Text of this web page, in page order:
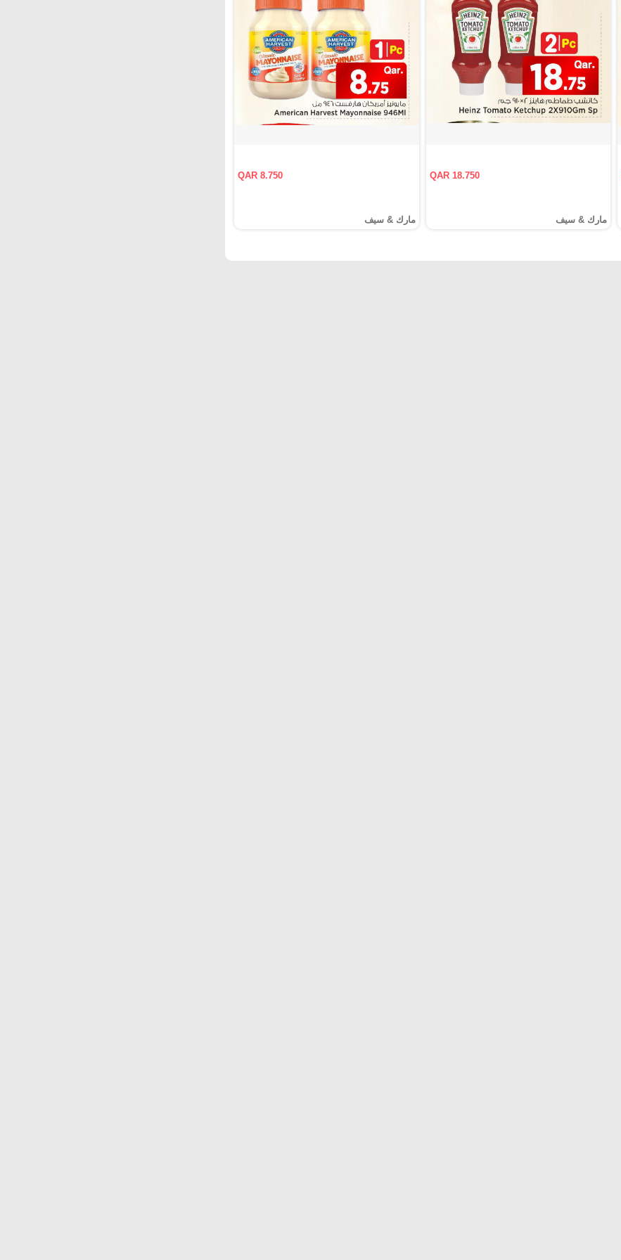
QAR 18.750
مارك & سيف
QAR 8.750
مارك & سيف